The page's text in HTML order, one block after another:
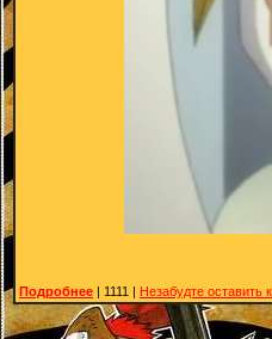
Подробнее | 1111 | Незабудте оставить